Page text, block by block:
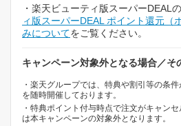
・楽天ビューティ版スーパーDEALの
ィ版スーパーDEAL ポイント還元（
みについてをご覧ください。
キャンペーン対象外となる場合／そ
・楽天グループでは、特典や割引等の条
を随時開催しております。
・特典ポイント付与時点で注文がキャン
は本キャンペーンの対象外となります。